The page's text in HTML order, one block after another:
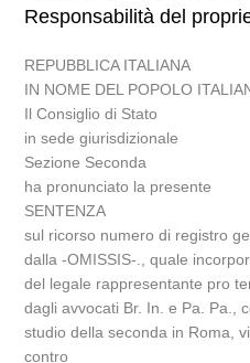
Responsabilità del
REPUBBLICA ITALIANA
IN NOME DEL POPOLO
Il Consiglio di Stato
in sede giurisdizionale
Sezione Seconda
ha pronunciato la presente
SENTENZA
sul ricorso numero di registro
dalla -OMISSIS-., quale
del legale rappresentante pro
dagli avvocati Br. In. e Pa. Pa.,
studio della seconda in Roma,
contro